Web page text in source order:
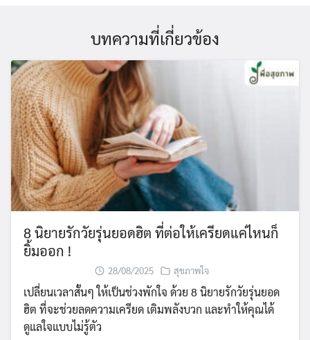
บทความที่เกี่ยวข้อง
8 นิยายรักวัยรุ่นยอดฮิต ที่ต่อให้เครียดแค่ไหนก็
ยิ้มออก !
28/08/2025 สุขภาพใจ
เปลี่ยนเวลาสั้นๆ ให้เป็นช่วงพักใจ ด้วย 8 นิยายรักวัยรุ่นยอด
ฮิต ที่จะช่วยลดความเครียด เติมพลังบวก และทำให้คุณได้
ดูแลใจแบบไม่รู้ตัว